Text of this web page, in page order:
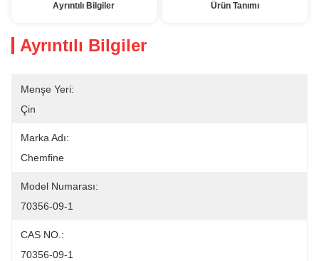
Ayrıntılı Bilgiler Ürün Tanımı
Ayrıntılı Bilgiler
Menşe Yeri:
Çin
Marka Adı:
Chemfine
Model Numarası:
70356-09-1
CAS NO.:
70356-09-1